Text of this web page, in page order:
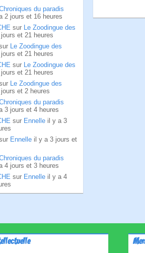
du paradis
2 jours et 16 heures
sur Le Zoodingue des
et 21 heures
Le Zoodingue des
et 21 heures
sur Le Zoodingue des
et 21 heures
Le Zoodingue des
et 2 heures
du paradis
3 jours et 4 heures
sur Ennelle il y a 3
Ennelle il y a 3 jours et
du paradis
4 jours et 3 heures
sur Ennelle il y a 4